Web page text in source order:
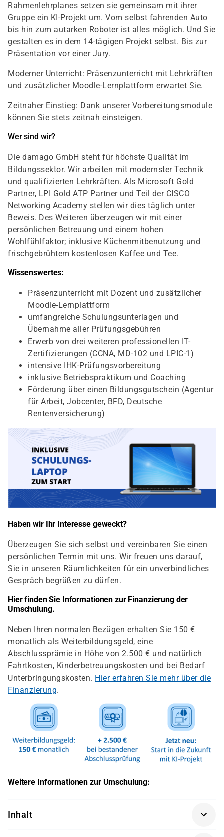
Rahmenlehrplanes setzen sie gemeinsam mit ihrer
Gruppe ein KI-Projekt um. Vom selbst fahrenden Auto
bis hin zum autarken Roboter ist alles möglich. Und Sie
gestalten es in dem 14-tägigen Projekt selbst. Bis zur
Präsentation vor einer Jury.
Moderner Unterricht: Präsenzunterricht mit Lehrkräften
und zusätzlicher Moodle-Lernplattform erwartet Sie.
Zeitnaher Einstieg: Dank unserer Vorbereitungsmodule
können Sie stets zeitnah einsteigen.
Wer sind wir?
Die damago GmbH steht für höchste Qualität im
Bildungssektor. Wir arbeiten mit modernster Technik
und qualifizierten Lehrkräften. Als Microsoft Gold
Partner, LPI Gold ATP Partner und Teil der CISCO
Networking Academy stellen wir dies täglich unter
Beweis. Des Weiteren überzeugen wir mit einer
persönlichen Betreuung und einem hohen
Wohlfühlfaktor; inklusive Küchenmitbenutzung und
frischgebrühtem kostenlosen Kaffee und Tee.
Wissenswertes:
Präsenzunterricht mit Dozent und zusätzlicher
Moodle-Lernplattform
umfangreiche Schulungsunterlagen und
Übernahme aller Prüfungsgebühren
Erwerb von drei weiteren professionellen IT-
Zertifizierungen (CCNA, MD-102 und LPIC-1)
intensive IHK-Prüfungsvorbereitung
inklusive Betriebspraktikum und Coaching
Förderung über einen Bildungsgutschein (Agentur
für Arbeit, Jobcenter, BFD, Deutsche
Rentenversicherung)
Haben wir Ihr Interesse geweckt?
Überzeugen Sie sich selbst und vereinbaren Sie einen
persönlichen Termin mit uns. Wir freuen uns darauf,
Sie in unseren Räumlichkeiten für ein unverbindliches
Gespräch begrüßen zu dürfen.
Hier finden Sie Informationen zur Finanzierung der
Umschulung.
Neben Ihren normalen Bezügen erhalten Sie 150 €
monatlich als Weiterbildungsgeld, eine
Abschlussprämie in Höhe von 2.500 € und natürlich
Fahrtkosten, Kinderbetreuungskosten und bei Bedarf
Unterbringungskosten. Hier erfahren Sie mehr über die
Finanzierung.
Weitere Informationen zur Umschulung:
Inhalt